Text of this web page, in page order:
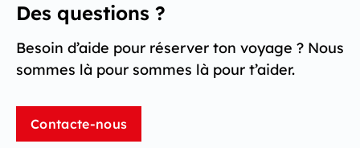
Des questions ?
Besoin d’aide pour réserver ton voyage ? Nous
sommes là pour sommes là pour t’aider.
Contacte-nous